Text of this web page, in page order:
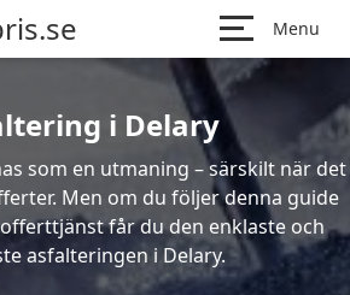
Menu
i Delary
som en utmaning – särskilt när det
Men om du följer denna guide
får du den enklaste och
asfalteringen i Delary.